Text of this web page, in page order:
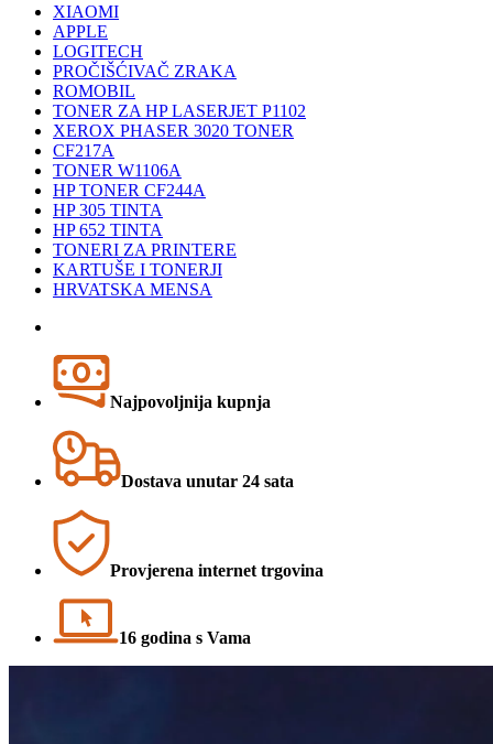
XIAOMI
APPLE
LOGITECH
PROČIŠĆIVAČ ZRAKA
ROMOBIL
TONER ZA HP LASERJET P1102
XEROX PHASER 3020 TONER
CF217A
TONER W1106A
HP TONER CF244A
HP 305 TINTA
HP 652 TINTA
TONERI ZA PRINTERE
KARTUŠE I TONERJI
HRVATSKA MENSA
Najpovoljnija kupnja
Dostava unutar 24 sata
Provjerena internet trgovina
16 godina s Vama